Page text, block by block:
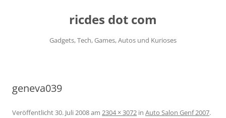
ricdes dot com
Gadgets, Tech, Games, Autos und Kurioses
geneva039
Veröffentlicht30. Juli 2008am 2304 × 3072 in Auto Salon Genf 2007.